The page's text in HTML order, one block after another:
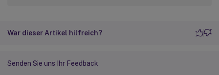
War dieser Artikel hilfreich?
Senden Sie uns Ihr Feedback